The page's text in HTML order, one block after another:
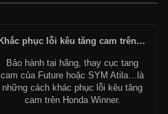
Khắc phục lỗi kêu tăng cam trên Honda Winner
Bảo hành tại hãng, thay cục tang
cam của Future hoặc SYM Atila…là
những cách khác phục lỗi kêu tăng
cam trên Honda Winner.